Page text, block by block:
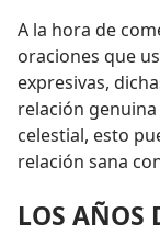
A la hora de
oraciones que
expresivas,
relación
celestial, esto
relación sana
LOS AÑOS